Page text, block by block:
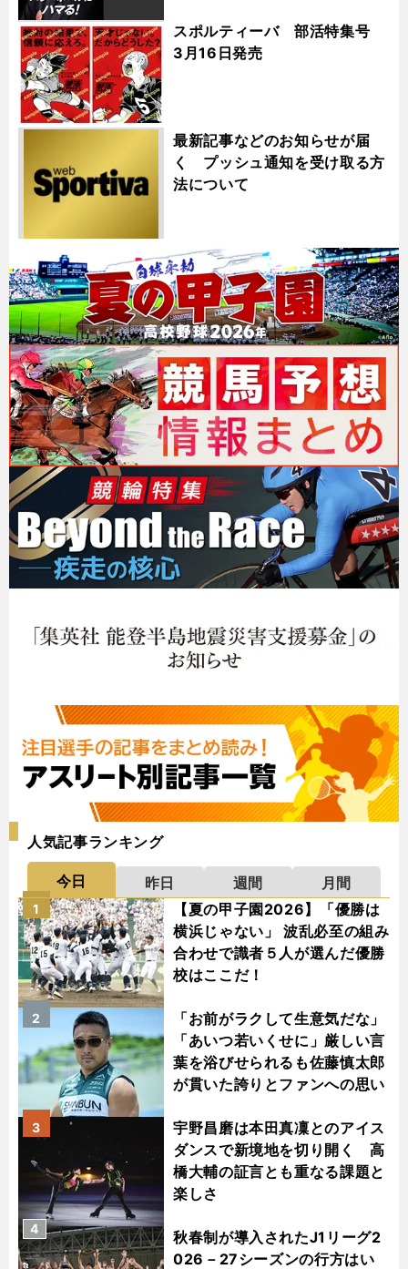
スポルティーバ 部活特集号
3月16日発売
最新記事などのお知らせが届
く プッシュ通知を受け取る方
法について
人気記事ランキング
今日 昨日 週間
月間
【夏の甲子園2026】「優勝は
横浜じゃない」 波乱必至の組み
合わせで識者５人が選んだ優勝
校はここだ！
1
「お前がラクして生意気だな」
「あいつ若いくせに」厳しい言
葉を浴びせられるも佐藤慎太郎
が貫いた誇りとファンへの思い
2
宇野昌磨は本田真凜とのアイス
ダンスで新境地を切り開く 高
橋大輔の証言とも重なる課題と
楽しさ
3
秋春制が導入されたJ1リーグ2
026－27シーズンの行方はい
4